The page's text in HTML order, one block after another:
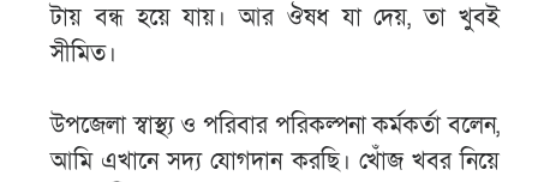
টায় বন্ধ হয়ে যায়। আর ঔষধ যা দেয়, তা খুবই
সীমিত।
উপজেলা স্বাস্থ্য ও পরিবার পরিকল্পনা কর্মকর্তা বলেন,
আমি এখানে সদ্য যোগদান করছি। খোঁজ খবর নিয়ে